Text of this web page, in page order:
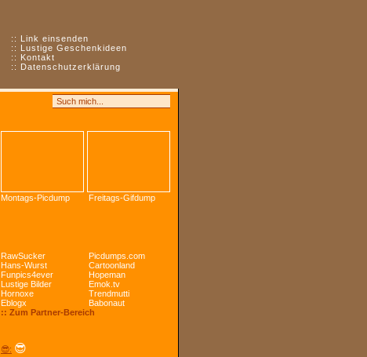
:: Link einsenden
:: Lustige Geschenkideen
:: Kontakt
:: Datenschutzerklärung
Montags-Picdump Freitags-Gifdump
RawSucker
Picdumps.com
Hans-Wurst
Cartoonland
Funpics4ever
Hopeman
Lustige Bilder
Emok.tv
Hornoxe
Trendmutti
Eblogx
Babonaut
:: Zum Partner-Bereich
😎: 😎